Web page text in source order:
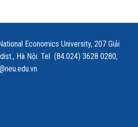
Economics University, 207 Giải
Hà Nội. Tel (84.024) 3628 0280,